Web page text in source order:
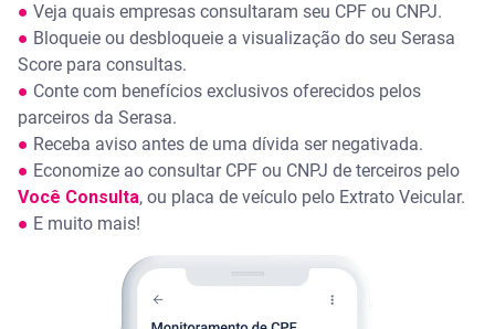
● Veja quais empresas consultaram seu CPF ou CNPJ.
● Bloqueie ou desbloqueie a visualização do seu Serasa
Score para consultas.
● Conte com benefícios exclusivos oferecidos pelos
parceiros da Serasa.
● Receba aviso antes de uma dívida ser negativada.
● Economize ao consultar CPF ou CNPJ de terceiros pelo
Você Consulta, ou placa de veículo pelo Extrato Veicular.
● E muito mais!